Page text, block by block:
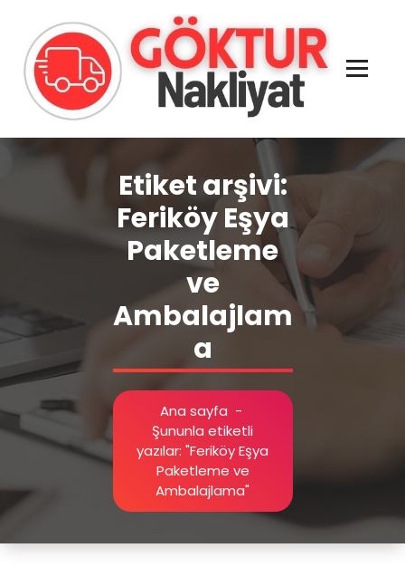
Etiket arşivi:
Feriköy Eşya
Paketleme
ve
Ambalajlam
a
Ana sayfa -
Şununla etiketli
yazılar: "Feriköy Eşya
Paketleme ve
Ambalajlama"